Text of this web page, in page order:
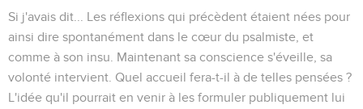
Si j'avais dit...
Les réflexions qui précèdent étaient nées pour
ainsi dire spontanément dans le cœur du psalmiste, et
comme à son insu. Maintenant sa conscience s'éveille, sa
volonté intervient. Quel accueil fera-t-il à de telles pensées ?
L'idée qu'il pourrait en venir à les formuler publiquement lui